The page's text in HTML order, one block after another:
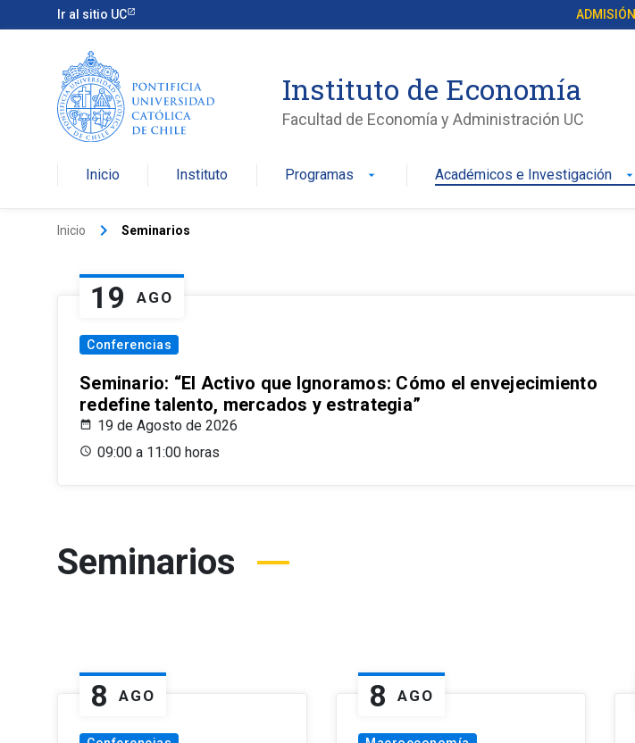
Ir al sitio UC ADMISIÓN
Instituto de Economía
Facultad de Economía y Administración UC
Inicio Instituto Programas arrow_drop_down Académicos e Investigación arrow_drop_down
Inicio keyboard_arrow_right Seminarios
19 AGO
Conferencias
Seminario: “El Activo que Ignoramos: Cómo el envejecimiento
redefine talento, mercados y estrategia”
19 de Agosto de 2026
09:00 a 11:00 horas
Seminarios
8 AGO 8 AGO